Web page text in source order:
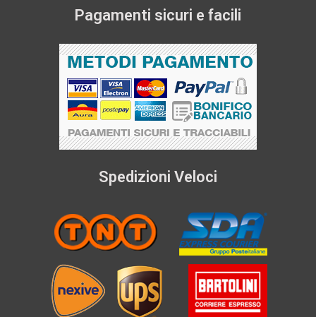
Pagamenti sicuri e facili
Spedizioni Veloci